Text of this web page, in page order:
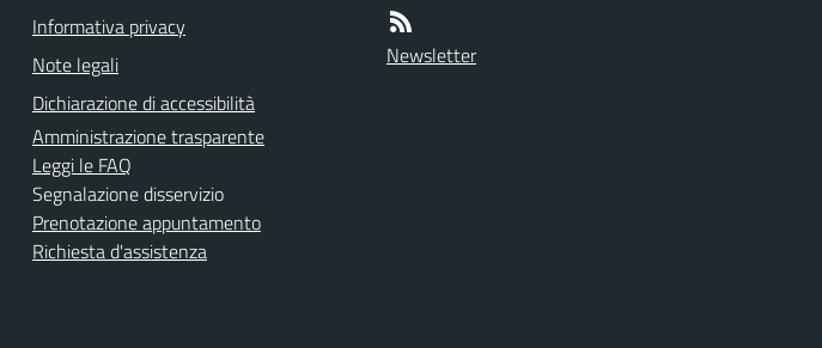
Informativa privacy
Note legali
Dichiarazione di accessibilità
Amministrazione trasparente
Leggi le FAQ
Segnalazione disservizio
Prenotazione appuntamento
Richiesta d'assistenza
Newsletter